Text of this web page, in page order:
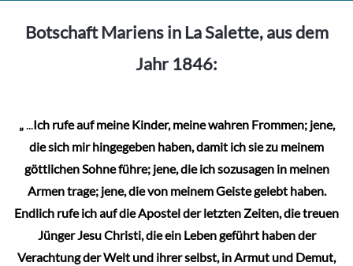
Botschaft Mariens in La Salette, aus dem
Jahr 1846:
„...Ich rufe auf meine Kinder, meine wahren Frommen; jene,
die sich mir hingegeben haben, damit ich sie zu meinem
göttlichen Sohne führe; jene, die ich sozusagen in meinen
Armen trage; jene, die von meinem Geiste gelebt haben.
Endlich rufe ich auf die Apostel der letzten Zeiten, die treuen
Jünger Jesu Christi, die ein Leben geführt haben der
Verachtung der Welt und ihrer selbst, in Armut und Demut,